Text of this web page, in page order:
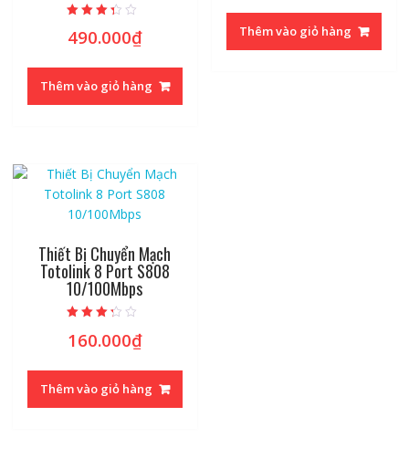
hạng
3.09
490.000₫
Thêm vào giỏ hàng
Thêm vào giỏ hàng
Thiết Bị Chuyển Mạch
Totolink 8 Port S808
10/100Mbps
hạng
3.06
160.000₫
Thêm vào giỏ hàng